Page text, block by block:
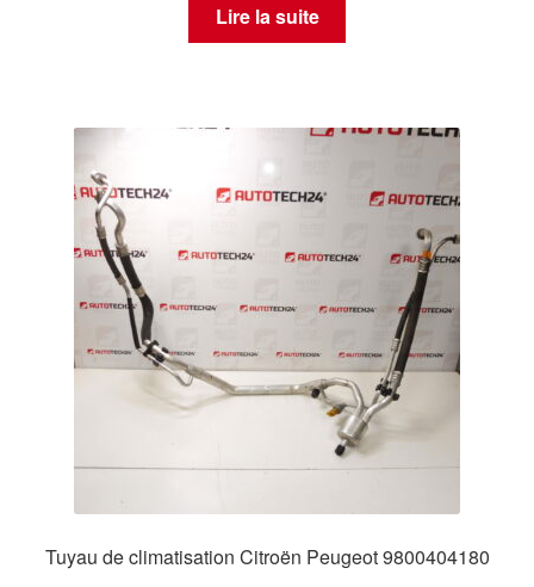
Lire la suite
Tuyau de climatisation Citroën Peugeot 9800404180